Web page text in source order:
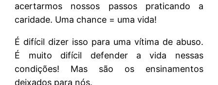
acertarmos nossos passos praticando a
caridade. Uma chance = uma vida!
É difícil dizer isso para uma vítima de abuso.
É muito difícil defender a vida nessas
condições! Mas são os ensinamentos
deixados para nós.